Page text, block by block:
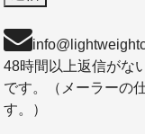
48時間以上返信がな
です。（メーラーの
す。）